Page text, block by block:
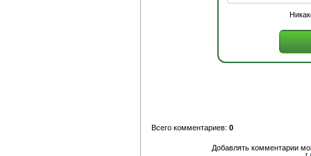
Всего комментариев: 0
Добавлять комментарии